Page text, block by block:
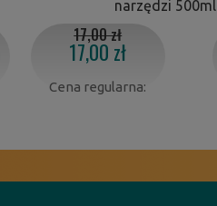
narzędzi 500ml
17,00 zł
Cena regularna:
17,00 zł